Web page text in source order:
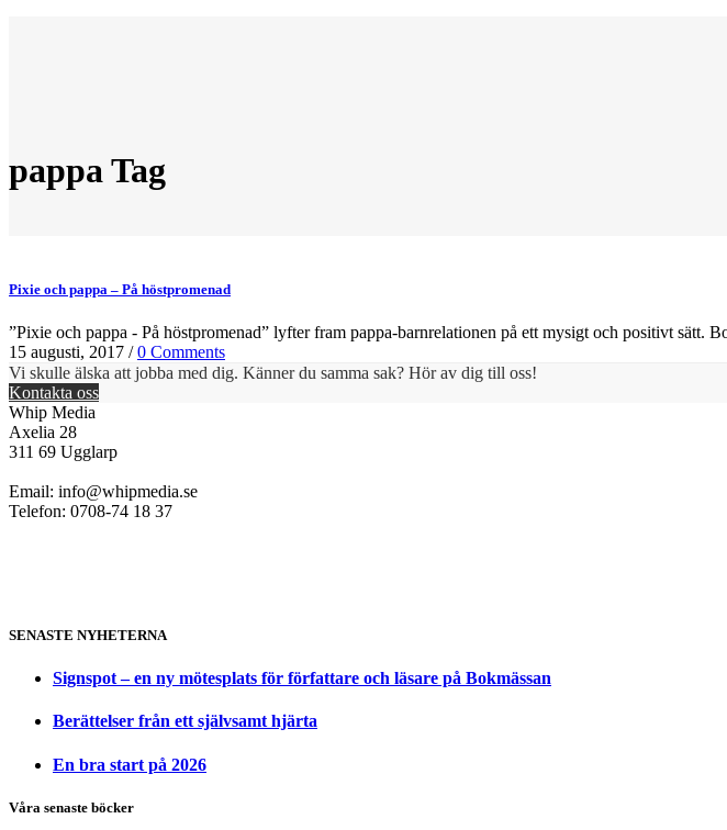
pappa Tag
Pixie och pappa – På höstpromenad
”Pixie och pappa - På höstpromenad” lyfter fram pappa-barnrelationen på ett mysigt och positivt sätt.
15 augusti, 2017 /0 Comments
Vi skulle älska att jobba med dig. Känner du samma sak? Hör av dig till oss!
Kontakta oss
Whip Media
Axelia 28
311 69 Ugglarp
Email: info@whipmedia.se
Telefon: 0708-74 18 37
SENASTE NYHETERNA
Signspot – en ny mötesplats för författare och läsare på Bokmässan
Berättelser från ett självsamt hjärta
En bra start på 2026
Våra senaste böcker